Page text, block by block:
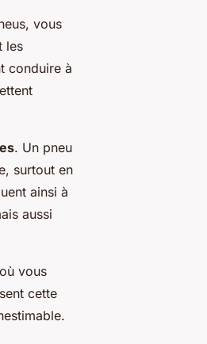
vous
les
conduire à
. Un pneu
surtout en
ainsi à
aussi
vous
cette